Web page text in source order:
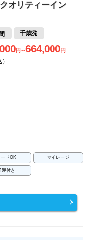
オリティーイン
千歳発
円～664,000円
ードOK マイレージ
迎付き